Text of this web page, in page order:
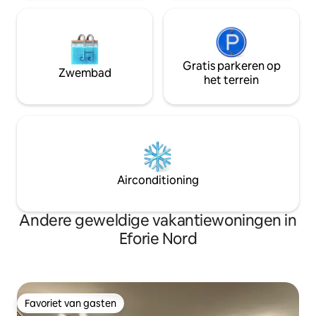
Zwembad
Gratis parkeren op
het terrein
Airconditioning
Andere geweldige vakantiewoningen in
Eforie Nord
Favoriet van gasten
Favoriet van gasten